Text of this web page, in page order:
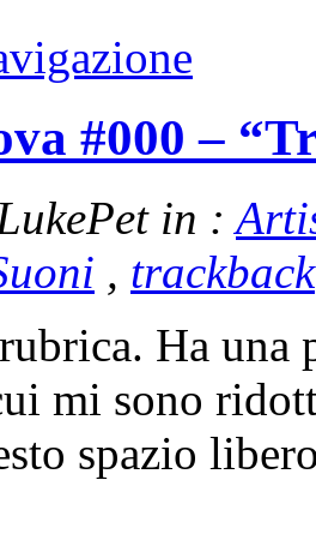
#000 –
in :
, trackback
Ha
mi sono
spazio